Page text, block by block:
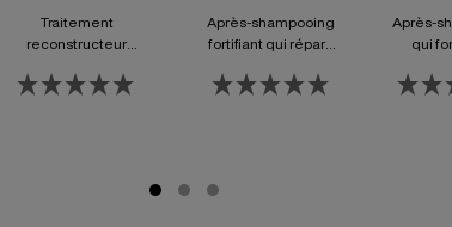
CAT
Traitement
reconstructeur
Après-shampooing
fortifiant qui répare
fragilisés.
Après-
qui